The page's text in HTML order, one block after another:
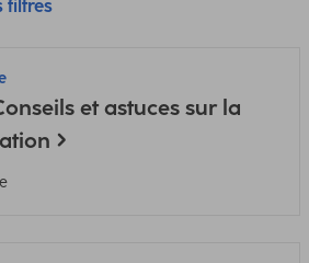
filtres
et astuces sur la